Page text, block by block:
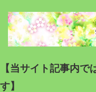
【当サイト記事内で
す】